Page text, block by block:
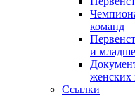
команд
и младше
женских
Ссылки